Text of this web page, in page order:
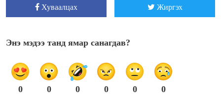
Хуваалцах Жиргэх
Энэ мэдээ танд ямар санагдав?
0 0 0 0 0 0